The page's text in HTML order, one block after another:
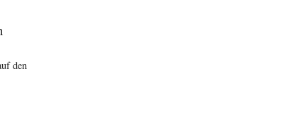
den